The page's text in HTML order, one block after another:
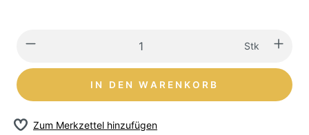
Stk
IN DEN WARENKORB
Zum Merkzettel hinzufügen